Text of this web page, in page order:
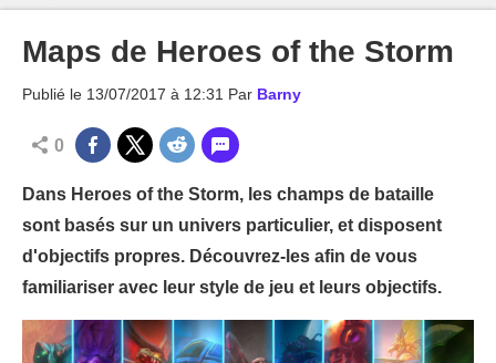
MGG
Maps de Heroes of the Storm
Publié le 13/07/2017 à 12:31 Par Barny
0
Dans Heroes of the Storm, les champs de bataille
sont basés sur un univers particulier, et disposent
d'objectifs propres. Découvrez-les afin de vous
familiariser avec leur style de jeu et leurs objectifs.